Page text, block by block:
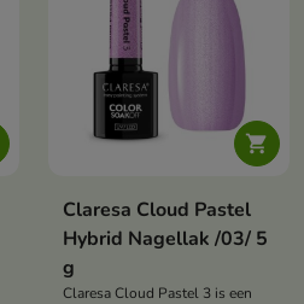

Claresa Cloud Pastel
Hybrid Nagellak /03/ 5
g
Claresa Cloud Pastel 3 is een